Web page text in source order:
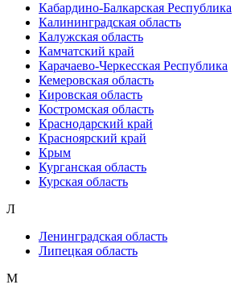
Кабардино-Балкарская Республика
Калининградская область
Калужская область
Камчатский край
Карачаево-Черкесская Республика
Кемеровская область
Кировская область
Костромская область
Краснодарский край
Красноярский край
Крым
Курганская область
Курская область
Л
Ленинградская область
Липецкая область
М